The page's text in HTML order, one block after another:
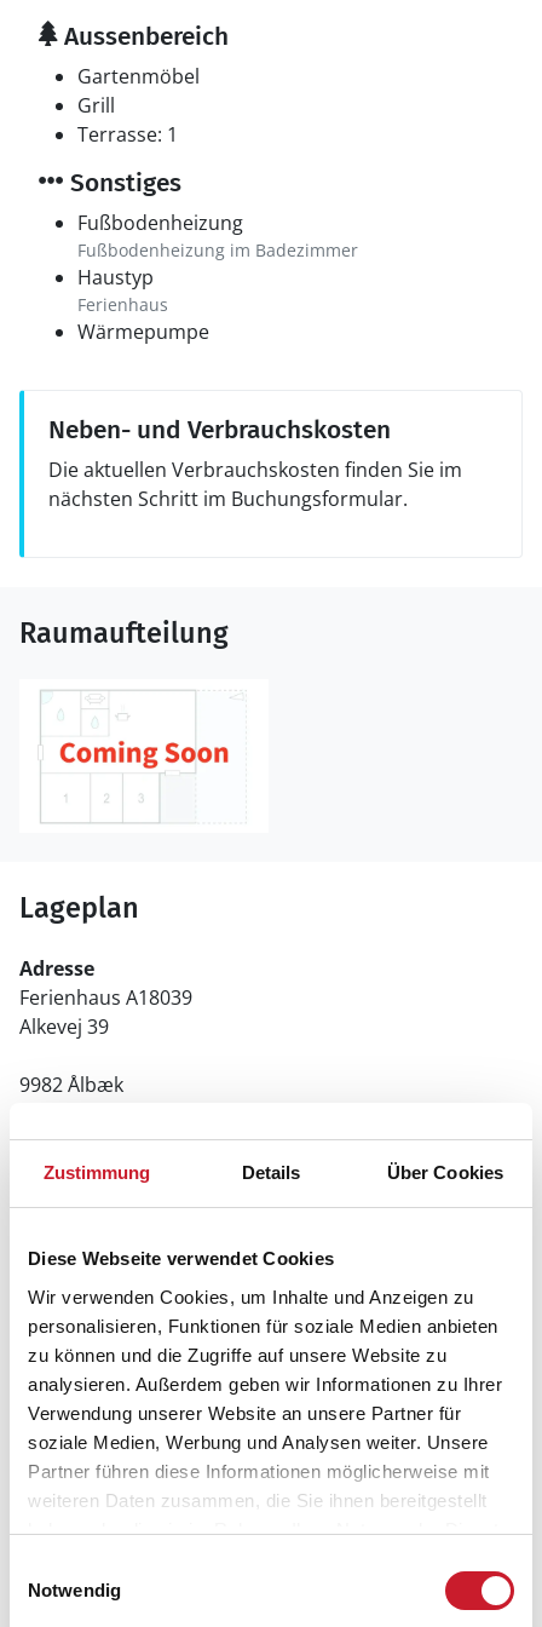
Zustimmung Details Über Cookies
Diese Webseite verwendet Cookies
Wir verwenden Cookies, um Inhalte und Anzeigen zu
personalisieren, Funktionen für soziale Medien anbieten
zu können und die Zugriffe auf unsere Website zu
analysieren. Außerdem geben wir Informationen zu Ihrer
Verwendung unserer Website an unsere Partner für
soziale Medien, Werbung und Analysen weiter. Unsere
Partner führen diese Informationen möglicherweise mit
weiteren Daten zusammen, die Sie ihnen bereitgestellt
haben oder die sie im Rahmen Ihrer Nutzung der Dienste
Notwendig
Aussenbereich
Gartenmöbel
Grill
Terrasse: 1
Sonstiges
Fußbodenheizung
Fußbodenheizung im Badezimmer
Haustyp
Ferienhaus
Wärmepumpe
Neben- und Verbrauchskosten
Die aktuellen Verbrauchskosten finden Sie im
nächsten Schritt im Buchungsformular.
Raumaufteilung
Lageplan
Adresse
Ferienhaus A18039
Alkevej 39
9982 Ålbæk
Belegungskalender